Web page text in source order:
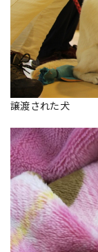
譲渡された犬